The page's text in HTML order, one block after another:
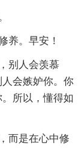
养。早安！
别人会羡慕
会嫉妒你。你
所以，懂得如
而是在心中修